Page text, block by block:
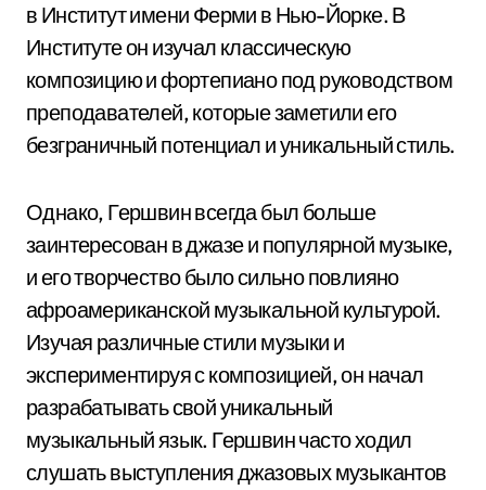
в Институт имени Ферми в Нью-Йорке. В
Институте он изучал классическую
композицию и фортепиано под руководством
преподавателей, которые заметили его
безграничный потенциал и уникальный стиль.
Однако, Гершвин всегда был больше
заинтересован в джазе и популярной музыке,
и его творчество было сильно повлияно
афроамериканской музыкальной культурой.
Изучая различные стили музыки и
экспериментируя с композицией, он начал
разрабатывать свой уникальный
музыкальный язык. Гершвин часто ходил
слушать выступления джазовых музыкантов